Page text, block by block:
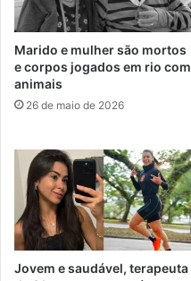
Marido e mulher são mortos
e corpos jogados em rio com
animais
26 de maio de 2026
Jovem e saudável, terapeuta